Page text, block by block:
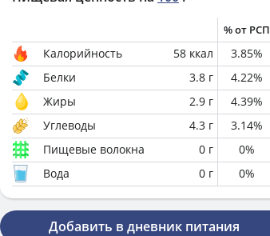
% от РСП
Калорийность 58 ккал 3.85%
Белки
3.8 г 4.22%
Жиры
2.9 г 4.39%
Углеводы
4.3 г 3.14%
Пищевые волокна
0 г 0%
Вода
0 г 0%
Добавить в дневник питания